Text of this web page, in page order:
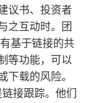
议书、投资者
之互动时。团
基于链接的共
等功能，可以
下载的风险。
接跟踪。他们